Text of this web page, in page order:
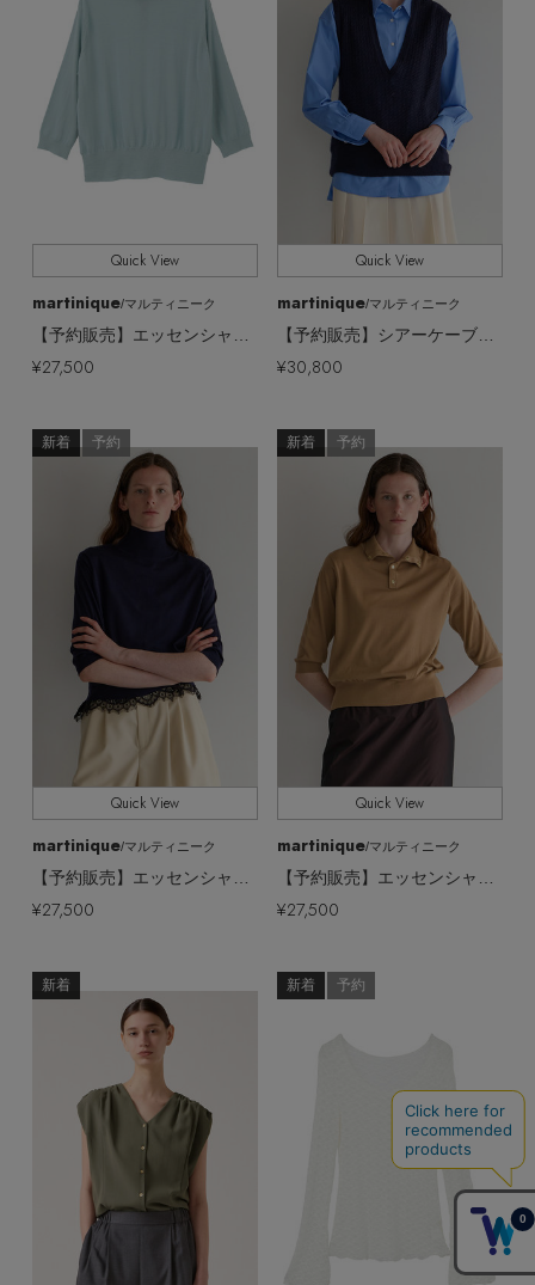
Quick View
martinique/マルティニーク
【予約販売】シアーケーブルジレ
¥30,800
Quick View
martinique/マルティニーク
¥27,500
新着 予約
Quick View
martinique/マルティニーク
¥27,500
新着 予約
Quick View
martinique/マルティニーク
¥27,500
新着 予約
新着